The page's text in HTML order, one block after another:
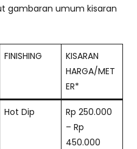
gambaran umum kisaran
FINISHING
KISARAN
HARGA/MET
ER*
Hot Dip
Rp 250.000
– Rp
450.000